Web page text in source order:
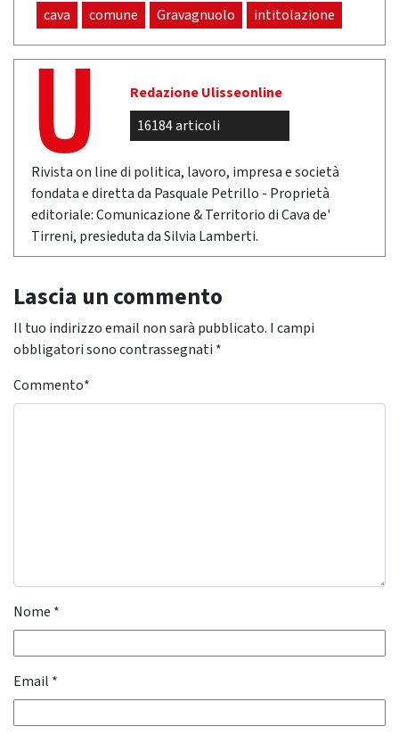
cava comune Gravagnuolo intitolazione
Redazione Ulisseonline
16184 articoli
Rivista on line di politica, lavoro, impresa e società
fondata e diretta da Pasquale Petrillo - Proprietà
editoriale: Comunicazione & Territorio di Cava de'
Tirreni, presieduta da Silvia Lamberti.
Lascia un commento
Il tuo indirizzo email non sarà pubblicato. I campi
obbligatori sono contrassegnati *
Commento*
Nome *
Email *